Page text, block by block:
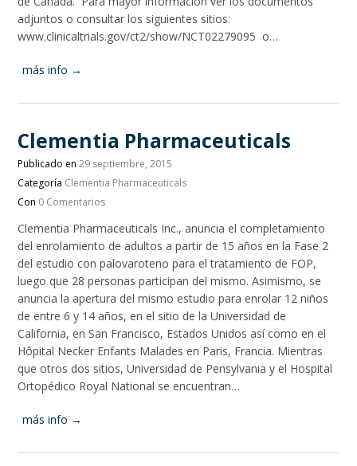
adjuntos o consultar los siguientes sitios:
www.clinicaltrials.gov/ct2/show/NCT02279095 o…
más info →
Clementia Pharmaceuticals
Publicado en29 septiembre, 2015
Categoría Clementia Pharmaceuticals
Con 0 Comentarios
Clementia Pharmaceuticals Inc., anuncia el completamiento
del enrolamiento de adultos a partir de 15 años en la Fase 2
del estudio con palovaroteno para el tratamiento de FOP,
luego que 28 personas participan del mismo. Asimismo, se
anuncia la apertura del mismo estudio para enrolar 12 niños
de entre 6 y 14 años, en el sitio de la Universidad de
California, en San Francisco, Estados Unidos así como en el
Hôpital Necker Enfants Malades en Paris, Francia. Mientras
que otros dos sitios, Universidad de Pensylvania y el Hospital
Ortopédico Royal National se encuentran…
más info →